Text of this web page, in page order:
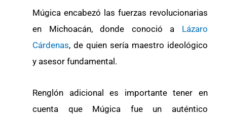
Múgica encabezó las fuerzas revolucionarias
en Michoacán, donde conoció a Lázaro
Cárdenas, de quien sería maestro ideológico
y asesor fundamental.
Renglón adicional es importante tener en
cuenta que Múgica fue un auténtico